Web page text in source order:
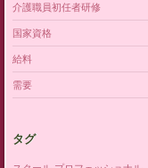
介護職員初任者研修
国家資格
給料
需要
タグ